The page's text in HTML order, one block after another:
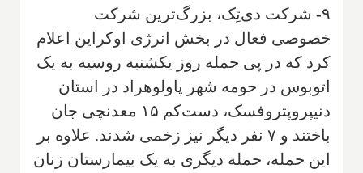
۹- شرکت دی‌تِک، بزرگ‌ترین شرکت
خصوصی فعال در بخش انرژی اوکراین اعلام
کرد که در پی حمله روز یکشنبه روسیه به یک
اتوبوس در حومه شهر پاولوهراد در استان
دنیپروپتروفسک، دست‌کم ۱۵ معدنچی جان
باختند و ۷ نفر دیگر نیز زخمی شدند. علاوه بر
این حمله، حمله دیگری به یک بیمارستان زنان